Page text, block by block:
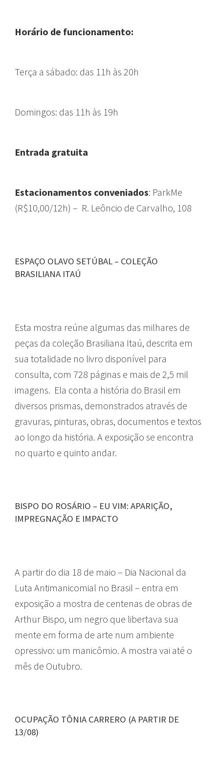
Horário de funcionamento:
Terça a sábado: das 11h às 20h
Domingos: das 11h às 19h
Entrada gratuita
Estacionamentos conveniados: ParkMe
(R$10,00/12h) – R. Leôncio de Carvalho, 108
ESPAÇO OLAVO SETÚBAL – COLEÇÃO
BRASILIANA ITAÚ
Esta mostra reúne algumas das milhares de
peças da coleção Brasiliana Itaú, descrita em
sua totalidade no livro disponível para
consulta, com 728 páginas e mais de 2,5 mil
imagens. Ela conta a história do Brasil em
diversos prismas, demonstrados através de
gravuras, pinturas, obras, documentos e textos
ao longo da história. A exposição se encontra
no quarto e quinto andar.
BISPO DO ROSÁRIO – EU VIM: APARIÇÃO,
IMPREGNAÇÃO E IMPACTO
A partir do dia 18 de maio – Dia Nacional da
Luta Antimanicomial no Brasil – entra em
exposição a mostra de centenas de obras de
Arthur Bispo, um negro que libertava sua
mente em forma de arte num ambiente
opressivo: um manicômio. A mostra vai até o
mês de Outubro.
OCUPAÇÃO TÔNIA CARRERO (A PARTIR DE
13/08)